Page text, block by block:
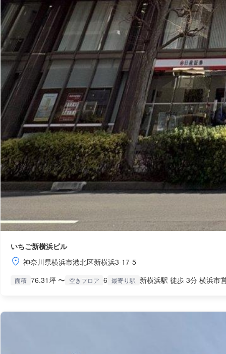
いちご新横浜ビル
神奈川県横浜市港北区新横浜3-17-5
面積 76.31坪 〜 空きフロア 6 最寄り駅 新横浜駅 徒歩 3分 横浜市